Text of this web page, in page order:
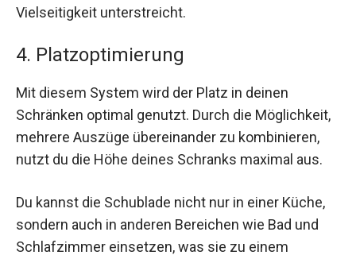
Vielseitigkeit unterstreicht.
4. Platzoptimierung
Mit diesem System wird der Platz in deinen
Schränken optimal genutzt. Durch die Möglichkeit,
mehrere Auszüge übereinander zu kombinieren,
nutzt du die Höhe deines Schranks maximal aus.
Du kannst die Schublade nicht nur in einer Küche,
sondern auch in anderen Bereichen wie Bad und
Schlafzimmer einsetzen, was sie zu einem